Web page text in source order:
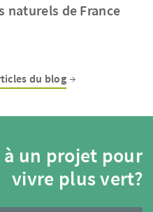
naturels de France
du blog
à un projet pour
vivre plus vert?